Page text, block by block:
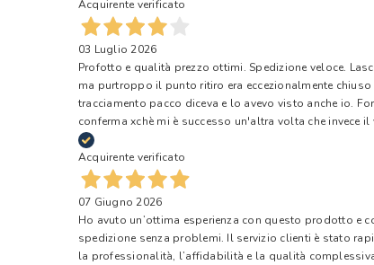
Acquirente verificato
03 Luglio 2026
Profotto e qualità prezzo ottimi. Spedizione veloce.
ma purtroppo il punto ritiro era eccezionalmente
tracciamento pacco diceva e lo avevo visto anche io.
conferma xchè mi è successo un'altra volta che invece
Acquirente verificato
07 Giugno 2026
Ho avuto un’ottima esperienza con questo prodotto e
spedizione senza problemi. Il servizio clienti è stato
la professionalità, l’affidabilità e la qualità